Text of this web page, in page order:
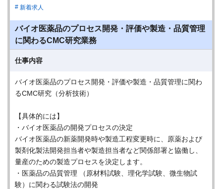
新着求人
バイオ医薬品のプロセス開発・評価や製造・品質管理
に関わるCMC研究業務
仕事内容
バイオ医薬品のプロセス開発・評価や製造・品質管理に関わ
るCMC研究（分析技術）
【具体的には】
・バイオ医薬品の開発プロセスの決定
バイオ医薬品の新薬開発時や製造工程変更時に、原薬および
製剤化製法開発担当者や製造担当者など関係部署と協働し、
量産のための製造プロセスを決定します。
・医薬品の品質管理 （原材料試験、理化学試験、微生物試
験）に関わる試験法の開発